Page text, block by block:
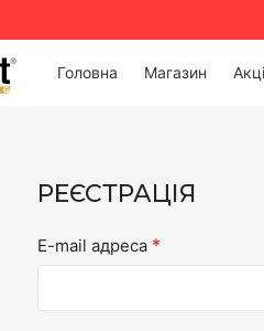
Головна Магазин
РЕЄСТРАЦІЯ
E-mail адреса *